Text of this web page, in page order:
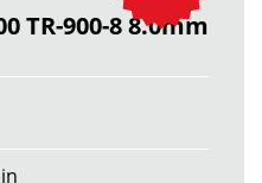
TR-900-8 8.0mm